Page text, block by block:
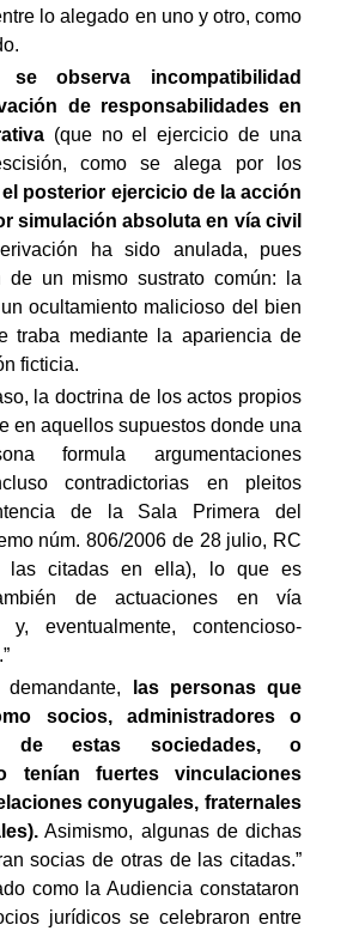
lo alegado en uno y otro, como
se observa incompatibilidad
de responsabilidades en
(que no el ejercicio de una
como se alega por los
posterior ejercicio de la acción
simulación absoluta en vía civil
ha sido anulada, pues
de un mismo sustrato común: la
ocultamiento malicioso del bien
traba mediante la apariencia de
ficticia.
la doctrina de los actos propios
en aquellos supuestos donde una
formula argumentaciones
contradictorias en pleitos
de la Sala Primera del
núm. 806/2006 de 28 julio, RC
las citadas en ella), lo que es
de actuaciones en vía
y, eventualmente, contencioso-
demandante,
las personas que
socios, administradores o
de estas sociedades, o
tenían fuertes
vinculaciones
conyugales, fraternales
Asimismo, algunas de dichas
socias de otras de las citadas.”
como la Audiencia constataron
jurídicos se celebraron entre